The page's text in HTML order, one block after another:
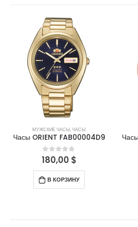
МУЖСКИЕ ЧАСЫ,ЧАСЫ
Часы ORIENT FAB00004D9
0out of 5
180,00 $
В КОРЗИНУ